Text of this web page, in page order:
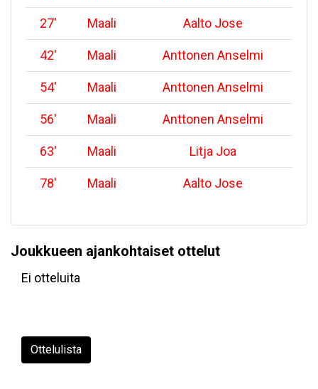
27' Maali Aalto Jose
42' Maali Anttonen Anselmi
54' Maali Anttonen Anselmi
56' Maali Anttonen Anselmi
63' Maali Litja Joa
78' Maali Aalto Jose
Joukkueen ajankohtaiset ottelut
Ei otteluita
Ottelulista